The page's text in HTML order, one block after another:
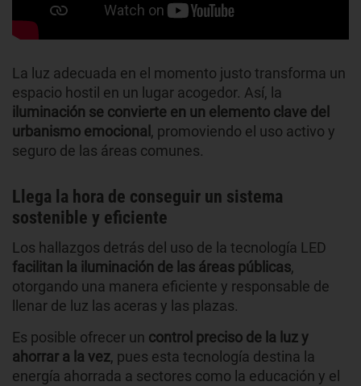
La luz adecuada en el momento justo transforma un
espacio hostil en un lugar acogedor. Así, la
iluminación se convierte en un elemento clave del
urbanismo emocional , promoviendo el uso activo y
seguro de las áreas comunes.
Llega la hora de conseguir un sistema
sostenible y eficiente
Los hallazgos detrás del uso de la tecnología LED
facilitan la iluminación de las áreas públicas,
otorgando una manera eficiente y responsable de
llenar de luz las aceras y las plazas.
Es posible ofrecer un control preciso de la luz y
ahorrar a la vez, pues esta tecnología destina la
energía ahorrada a sectores como la educación y el